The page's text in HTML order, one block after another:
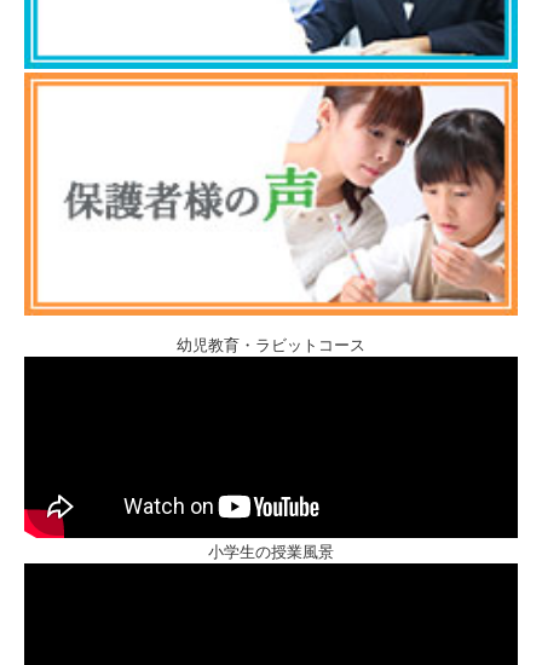
幼児教育・ラビットコース
小学生の授業風景